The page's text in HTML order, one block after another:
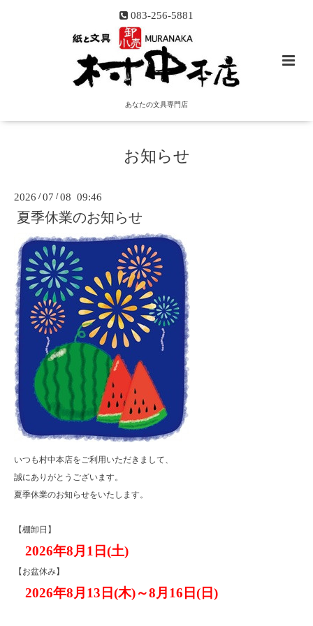
083-256-5881
あなたの文具専門店
お知らせ
2026 /07 /08 09:46
夏季休業のお知らせ
いつも村中本店をご利用いただきまして、
誠にありがとうございます。
夏季休業のお知らせをいたします。
【棚卸日】
2026年8月1日(土)
【お盆休み】
2026年8月13日(木)～8月16日(日)